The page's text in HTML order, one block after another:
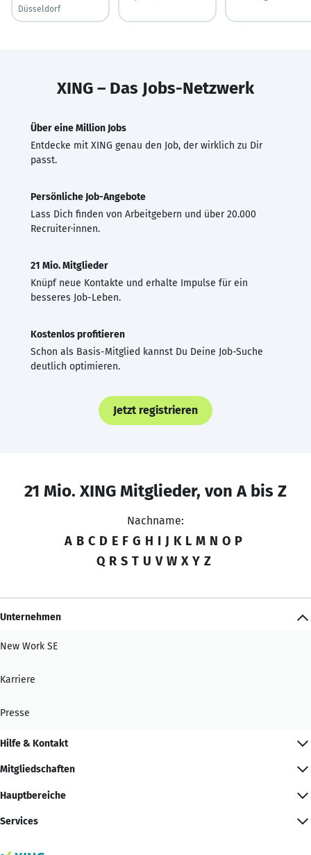
Düsseldorf
XING – Das Jobs-Netzwerk
Über eine Million Jobs
Entdecke mit XING genau den Job, der wirklich zu Dir
passt.
Persönliche Job-Angebote
Lass Dich finden von Arbeitgebern und über 20.000
Recruiter·innen.
21 Mio. Mitglieder
Knüpf neue Kontakte und erhalte Impulse für ein
besseres Job-Leben.
Kostenlos profitieren
Schon als Basis-Mitglied kannst Du Deine Job-Suche
deutlich optimieren.
Jetzt registrieren
21 Mio. XING Mitglieder, von A bis Z
Nachname:
A B C D E F G H I J K L M N O P
Q R S T U V W X Y Z
Unternehmen
New Work SE
Karriere
Presse
Hilfe & Kontakt
Mitgliedschaften
Hauptbereiche
Services